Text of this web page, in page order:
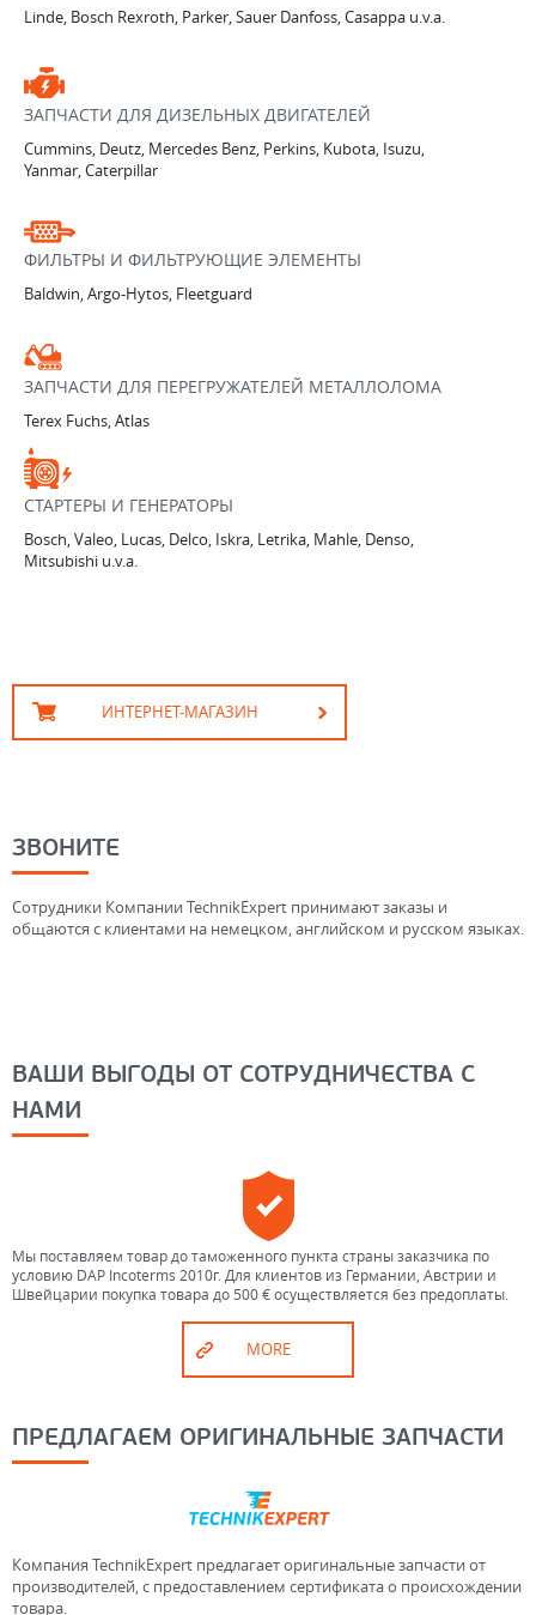
Linde, Bosch Rexroth, Parker, Sauer Danfoss, Casappa u.v.a.
ЗАПЧАСТИ ДЛЯ ДИЗЕЛЬНЫХ ДВИГАТЕЛЕЙ
Cummins, Deutz, Mercedes Benz, Perkins, Kubota, Isuzu,
Yanmar, Caterpillar
ФИЛЬТРЫ И ФИЛЬТРУЮЩИЕ ЭЛЕМЕНТЫ
Baldwin, Argo-Hytos, Fleetguard
ЗАПЧАСТИ ДЛЯ ПЕРЕГРУЖАТЕЛЕЙ МЕТАЛЛОЛОМА
Terex Fuchs, Atlas
СТАРТЕРЫ И ГЕНЕРАТОРЫ
Bosch, Valeo, Lucas, Delco, Iskra, Letrika, Mahle, Denso,
Mitsubishi u.v.a.
ИНТЕРНЕТ-МАГАЗИН
ЗВОНИТЕ
Сотрудники Компании TechnikExpert принимают заказы и
общаются с клиентами на немецком, английском и русском языках.
ВАШИ ВЫГОДЫ ОТ СОТРУДНИЧЕСТВА С
НАМИ
Мы поставляем товар до таможенного пункта страны заказчика по
условию DAP Incoterms 2010г. Для клиентов из Германии, Австрии и
Швейцарии покупка товара до 500 € осуществляется без предоплаты.
MORE
ПРЕДЛАГАЕМ ОРИГИНАЛЬНЫЕ ЗАПЧАСТИ
Компания TechnikExpert предлагает оригинальные запчасти от
производителей, с предоставлением сертификата о происхождении
товара.